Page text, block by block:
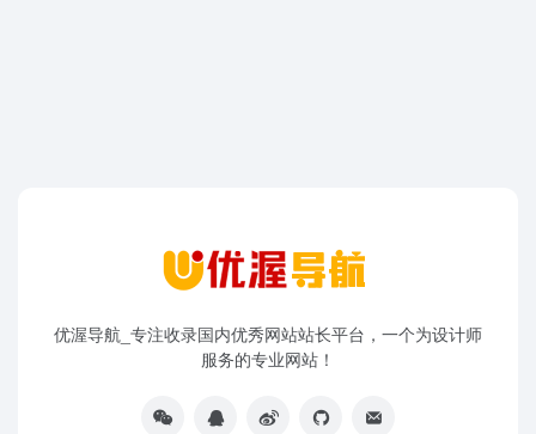
优渥导航_专注收录国内优秀网站站长平台，一个为设计师
服务的专业网站！